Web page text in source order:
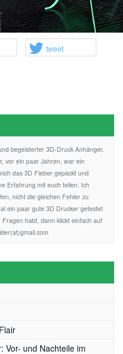
tweet
begeisterter 3D-Druck Anhänger.
vor ein paar Jahren, war ein
das 3D Fieber gepackt und
Erfahrung mit euch teilen. Ich
nicht die gleichen Fehler zu
ein paar gute 3D Drucker getestet
habt, dann klickt einfach auf
Vor- und Nachteile im